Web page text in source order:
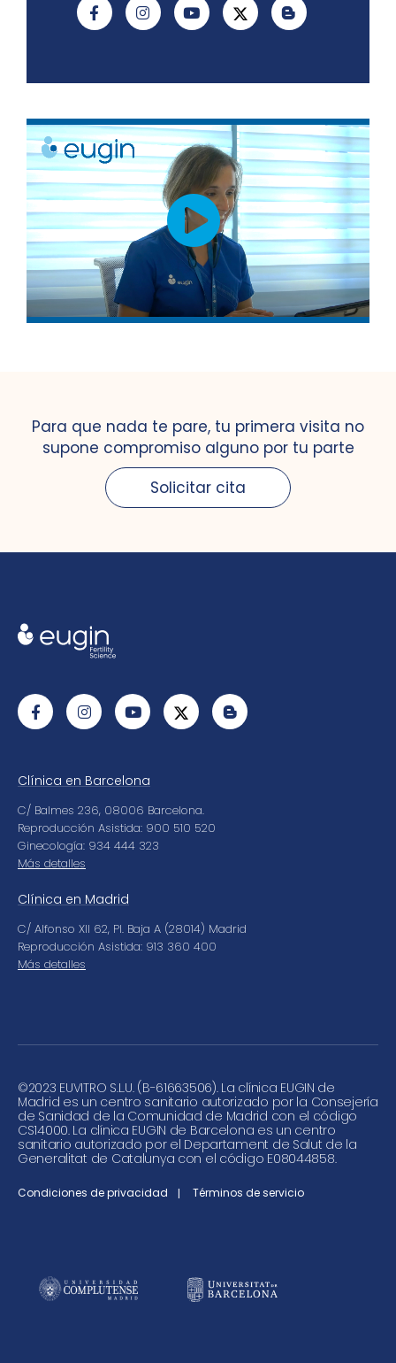
Para que nada te pare, tu primera visita no
supone compromiso alguno por tu parte
Solicitar cita
Clínica en Barcelona
C/ Balmes 236, 08006 Barcelona.
Reproducción Asistida: 900 510 520
Ginecología: 934 444 323
Más detalles
Clínica en Madrid
C/ Alfonso XII 62, Pl. Baja A (28014) Madrid
Reproducción Asistida: 913 360 400
Más detalles
©2023 EUVITRO S.L.U. (B-61663506). La clínica EUGIN de
Madrid es un centro sanitario autorizado por la Consejería
de Sanidad de la Comunidad de Madrid con el código
CS14000. La clínica EUGIN de Barcelona es un centro
sanitario autorizado por el Departament de Salut de la
Generalitat de Catalunya con el código E08044858.
Condiciones de privacidad Términos de servicio